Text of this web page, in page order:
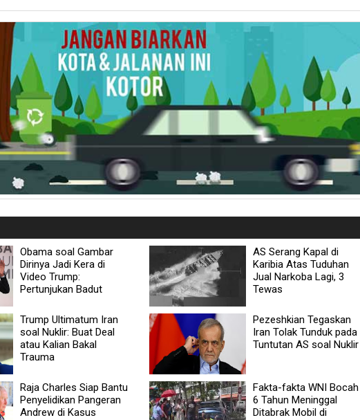
Obama soal Gambar
Dirinya Jadi Kera di
Video Trump:
Pertunjukan Badut
AS Serang Kapal di
Karibia Atas Tuduhan
Jual Narkoba Lagi, 3
Tewas
Trump Ultimatum Iran
soal Nuklir: Buat Deal
atau Kalian Bakal
Trauma
Pezeshkian Tegaskan
Iran Tolak Tunduk pada
Tuntutan AS soal Nuklir
Raja Charles Siap Bantu
Penyelidikan Pangeran
Andrew di Kasus
Fakta-fakta WNI Bocah
6 Tahun Meninggal
Ditabrak Mobil di